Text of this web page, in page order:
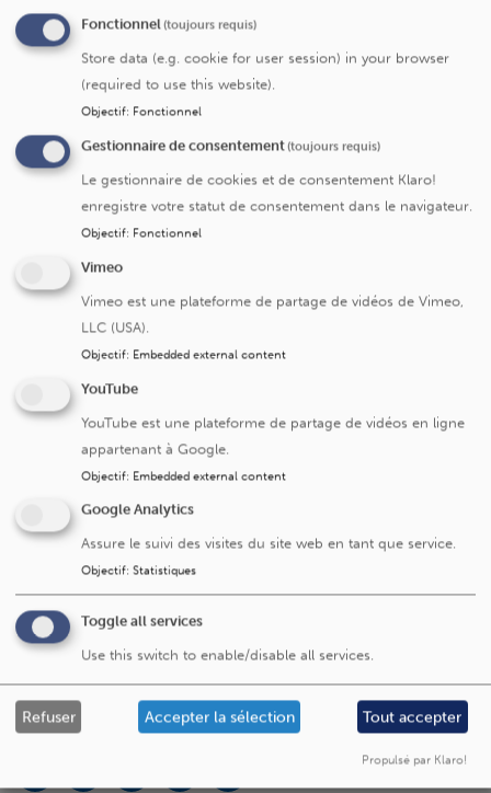
clinique quotidienne et le recours possible par tous à
l'expertise de l'équipe mobile de soins continus, la
sensibilisation des soignants à prendre la douleur en
considération, à intégrer le sens des limites et de la mort,
notamment par une limitation des soins disproportionnés;
le souci d'une approche plus intégrée possible du patient
et ensuite de sa famille, incluant dès que possible l'offre
d'un accompagnement spirituel, psychologique et social
Cliquez icipour en savoir plus sur le Comité d'Ethique
hospitalo-facultaire
sur cette page ?
Cliniques universitaires Saint-Luc
Avenue Hippocrate 10
1200 Bruxelles
+32 2 764 11 11
Fax. +32 2 764 37 03
N° d'entreprise: 0416.885.016
Fonctionnel(toujours requis)
Store data (e.g. cookie for user session) in your browser
(required to use this website).
Objectif: Fonctionnel
Gestionnaire de consentement(toujours requis)
Le gestionnaire de cookies et de consentement Klaro!
enregistre votre statut de consentement dans le navigateur.
Objectif: Fonctionnel
Vimeo
Vimeo est une plateforme de partage de vidéos de Vimeo,
LLC (USA).
Objectif: Embedded external content
YouTube
YouTube est une plateforme de partage de vidéos en ligne
appartenant à Google.
Objectif: Embedded external content
Google Analytics
Assure le suivi des visites du site web en tant que service.
Objectif: Statistiques
Toggle all services
Use this switch to enable/disable all services.
Refuser Accepter la sélection Tout accepter
Propulsé par Klaro!